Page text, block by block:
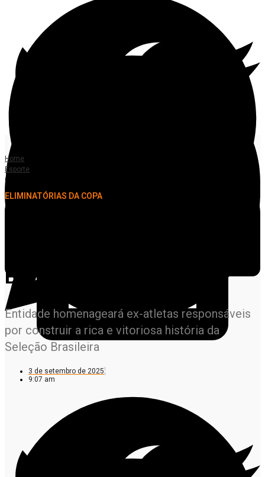
Home
Esporte
Campeões do mundo marcarão presença em Brasil x Chile
ELIMINATÓRIAS DA COPA
Brasil x Chile
Entidade homenageará ex-atletas responsáveis
por construir a rica e vitoriosa história da
Seleção Brasileira
3 de setembro de 2025
9:07 am